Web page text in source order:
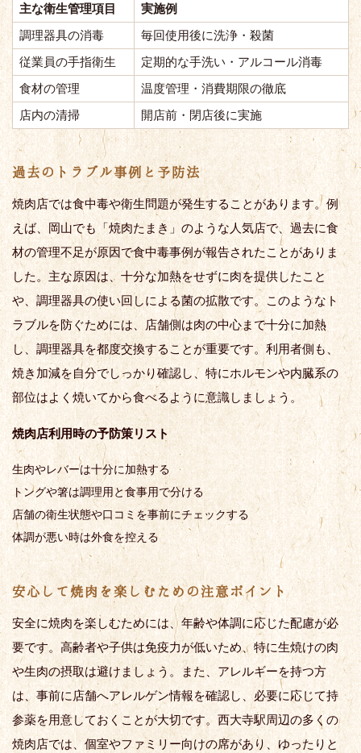
主な衛生管理項目
実施例
調理器具の消毒
毎回使用後に洗浄・殺菌
従業員の手指衛生
定期的な手洗い・アルコール消毒
食材の管理
温度管理・消費期限の徹底
店内の清掃
開店前・閉店後に実施
過去のトラブル事例と予防法
焼肉店では食中毒や衛生問題が発生することがあります。例
えば、岡山でも「焼肉たまき」のような人気店で、過去に食
材の管理不足が原因で食中毒事例が報告されたことがありま
した。主な原因は、十分な加熱をせずに肉を提供したこと
や、調理器具の使い回しによる菌の拡散です。このようなト
ラブルを防ぐためには、店舗側は肉の中心まで十分に加熱
し、調理器具を都度交換することが重要です。利用者側も、
焼き加減を自分でしっかり確認し、特にホルモンや内臓系の
部位はよく焼いてから食べるように意識しましょう。
焼肉店利用時の予防策リスト
生肉やレバーは十分に加熱する
トングや箸は調理用と食事用で分ける
店舗の衛生状態や口コミを事前にチェックする
体調が悪い時は外食を控える
安心して焼肉を楽しむための注意ポイント
安全に焼肉を楽しむためには、年齢や体調に応じた配慮が必
要です。高齢者や子供は免疫力が低いため、特に生焼けの肉
や生肉の摂取は避けましょう。また、アレルギーを持つ方
は、事前に店舗へアレルゲン情報を確認し、必要に応じて持
参薬を用意しておくことが大切です。西大寺駅周辺の多くの
焼肉店では、個室やファミリー向けの席があり、ゆったりと